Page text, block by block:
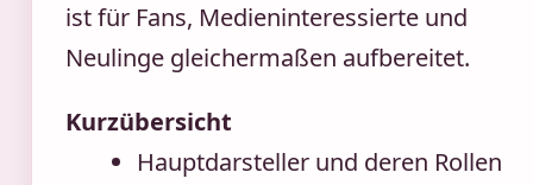
ist für Fans, Medieninteressierte und
Neulinge gleichermaßen aufbereitet.
Kurzübersicht
Hauptdarsteller und deren Rollen